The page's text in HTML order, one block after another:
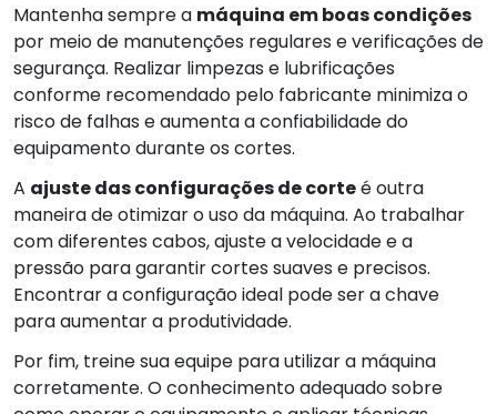
Mantenha sempre a máquina em boas condições
por meio de manutenções regulares e verificações de
segurança. Realizar limpezas e lubrificações
conforme recomendado pelo fabricante minimiza o
risco de falhas e aumenta a confiabilidade do
equipamento durante os cortes.
A ajuste das configurações de corteé outra
maneira de otimizar o uso da máquina. Ao trabalhar
com diferentes cabos, ajuste a velocidade e a
pressão para garantir cortes suaves e precisos.
Encontrar a configuração ideal pode ser a chave
para aumentar a produtividade.
Por fim, treine sua equipe para utilizar a máquina
corretamente. O conhecimento adequado sobre